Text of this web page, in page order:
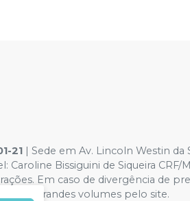
21 | Sede em Av. Lincoln Westin da
Bissiguini de Siqueira CRF/
Em caso de divergência de
de grandes volumes pelo site.